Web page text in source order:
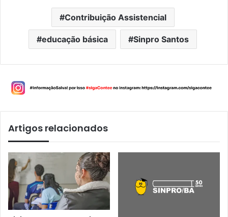
Contribuição Assistencial
educação básica Sinpro Santos
Artigos relacionados